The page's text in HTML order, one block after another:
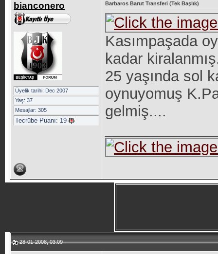
bianconero
Üyelik tarihi: Dec 2007
Yaş: 37
Mesajlar: 305
Tecrübe Puanı: 19
Barbaros Barut Transferi (Tek Başlık)
Kasımpaşada
kadar
25 yaşında sol
oynuyomuş
gelmiş....
28-01-2008, 03:09